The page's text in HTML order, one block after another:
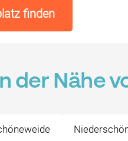
finden
der Nähe